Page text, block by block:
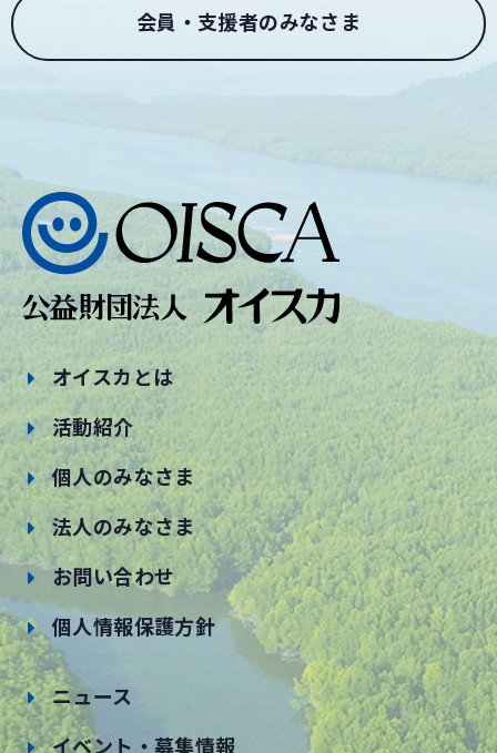
会員・支援者のみなさま
オイスカとは
活動紹介
個人のみなさま
法人のみなさま
お問い合わせ
個人情報保護方針
ニュース
イベント・募集情報